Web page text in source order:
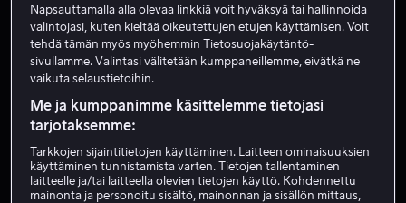
Gerard Johnstone
Ohjaaja
Napsauttamalla alla olevaa linkkiä voit hyväksyä tai hallinnoida
valintojasi, kuten kieltää oikeutettujen etujen käyttämisen. Voit
tehdä tämän myös myöhemmin Tietosuojakäytäntö-
sivullamme. Valintasi välitetään kumppaneillemme, eivätkä ne
vaikuta selaustietoihin.
Me ja kumppanimme käsittelemme tietojasi
tarjotaksemme:
Tarkkojen sijaintitietojen käyttäminen. Laitteen ominaisuuksien
käyttäminen tunnistamista varten. Tietojen tallentaminen
laitteelle ja/tai laitteella olevien tietojen käyttö. Kohdennettu
mainonta ja personoitu sisältö, mainonnan ja sisällön mittaus,